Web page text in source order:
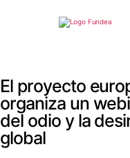
El proyecto
organiza un
del odio y la
global